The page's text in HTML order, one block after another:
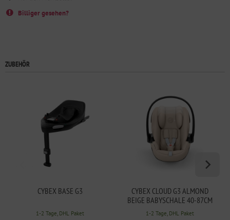
Billiger gesehen?
ZUBEHÖR
CYBEX BASE G3
1-2 Tage, DHL Paket
CYBEX CLOUD G3 ALMOND
BEIGE BABYSCHALE 40-87CM
1-2 Tage, DHL Paket